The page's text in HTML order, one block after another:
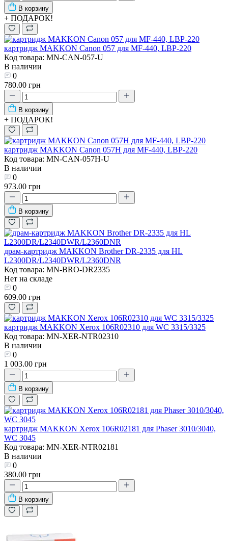
В корзину
+ ПОДАРОК!
картридж MAKKON Canon 057 для MF-440, LBP-220
Код товара: MN-CAN-057-U
В наличии
0
780.00 грн
В корзину
+ ПОДАРОК!
картридж MAKKON Canon 057H для MF-440, LBP-220
Код товара: MN-CAN-057H-U
В наличии
0
973.00 грн
В корзину
драм-картридж MAKKON Brother DR-2335 для HL
L2300DR/L2340DWR/L2360DNR
Код товара: MN-BRO-DR2335
Нет на складе
0
609.00 грн
картридж MAKKON Xerox 106R02310 для WC 3315/3325
Код товара: MN-XER-NTR02310
В наличии
0
1 003.00 грн
В корзину
картридж MAKKON Xerox 106R02181 для Phaser 3010/3040,
WC 3045
Код товара: MN-XER-NTR02181
В наличии
0
380.00 грн
В корзину